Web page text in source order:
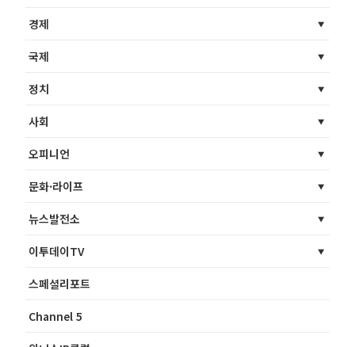
경제
국제
정치
사회
오피니언
문화·라이프
뉴스발전소
이투데이TV
스페셜리포트
Channel 5